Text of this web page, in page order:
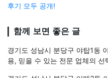
후기 모두 공개!
함께 보면 좋은 글
경기도 성남시 분당구 야탑1동
용, 믿을 수 있는 전문 업체의 선